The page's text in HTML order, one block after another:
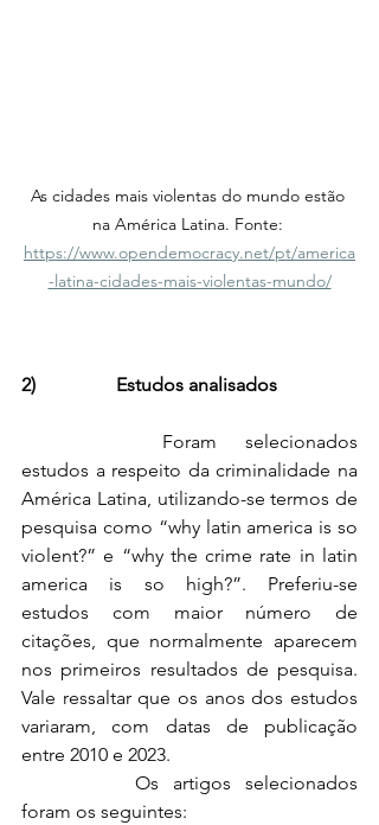
As cidades mais violentas do mundo estão
na América Latina. Fonte:
https://www.opendemocracy.net/pt/america
-latina-cidades-mais-violentas-mundo/
2)                 Estudos analisados
estudos a respeito da criminalidade na
América Latina, utilizando-se termos de
pesquisa como “why latin america is so
violent?” e “why the crime rate in latin
america is so high?”. Preferiu-se
estudos com maior número de
citações, que normalmente aparecem
nos primeiros resultados de pesquisa.
Vale ressaltar que os anos dos estudos
variaram, com datas de publicação
entre 2010 e 2023.
foram os seguintes: